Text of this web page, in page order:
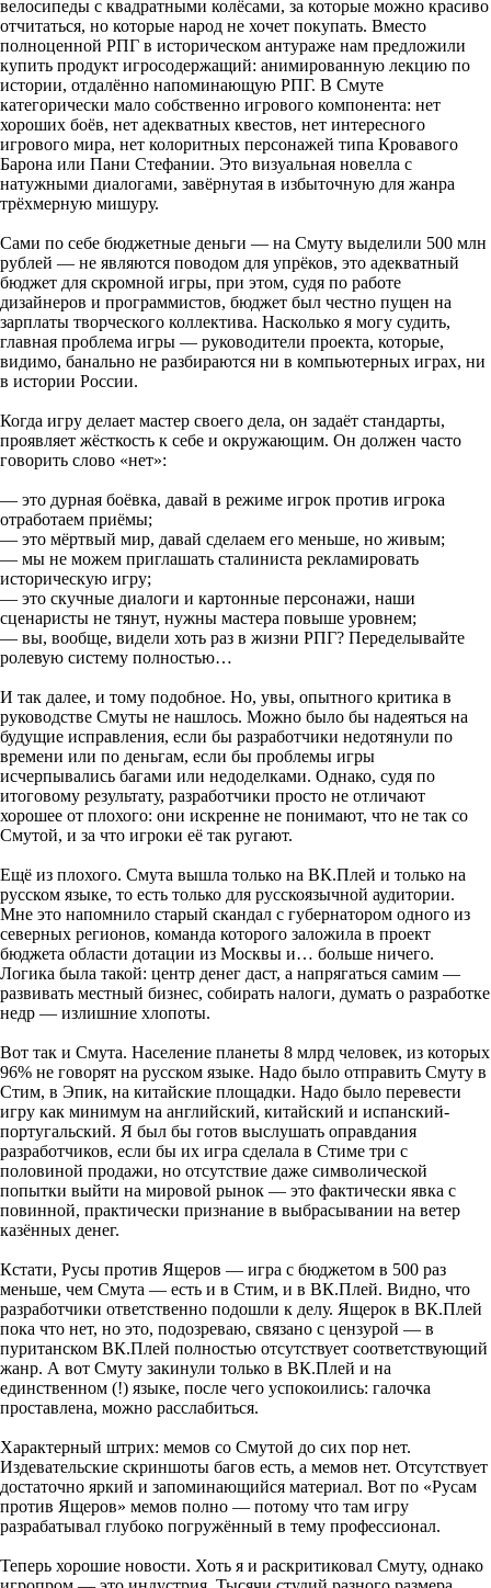
велосипеды с квадратными колёсами, за которые можно красиво
отчитаться, но которые народ не хочет покупать. Вместо
полноценной РПГ в историческом антураже нам предложили
купить продукт игросодержащий: анимированную лекцию по
истории, отдалённо напоминающую РПГ. В Смуте
категорически мало собственно игрового компонента: нет
хороших боёв, нет адекватных квестов, нет интересного
игрового мира, нет колоритных персонажей типа Кровавого
Барона или Пани Стефании. Это визуальная новелла с
натужными диалогами, завёрнутая в избыточную для жанра
трёхмерную мишуру.
Сами по себе бюджетные деньги — на Смуту выделили 500 млн
рублей — не являются поводом для упрёков, это адекватный
бюджет для скромной игры, при этом, судя по работе
дизайнеров и программистов, бюджет был честно пущен на
зарплаты творческого коллектива. Насколько я могу судить,
главная проблема игры — руководители проекта, которые,
видимо, банально не разбираются ни в компьютерных играх, ни
в истории России.
Когда игру делает мастер своего дела, он задаёт стандарты,
проявляет жёсткость к себе и окружающим. Он должен часто
говорить слово «нет»:
— это дурная боёвка, давай в режиме игрок против игрока
отработаем приёмы;
— это мёртвый мир, давай сделаем его меньше, но живым;
— мы не можем приглашать сталиниста рекламировать
историческую игру;
— это скучные диалоги и картонные персонажи, наши
сценаристы не тянут, нужны мастера повыше уровнем;
— вы, вообще, видели хоть раз в жизни РПГ? Переделывайте
ролевую систему полностью…
И так далее, и тому подобное. Но, увы, опытного критика в
руководстве Смуты не нашлось. Можно было бы надеяться на
будущие исправления, если бы разработчики недотянули по
времени или по деньгам, если бы проблемы игры
исчерпывались багами или недоделками. Однако, судя по
итоговому результату, разработчики просто не отличают
хорошее от плохого: они искренне не понимают, что не так со
Смутой, и за что игроки её так ругают.
Ещё из плохого. Смута вышла только на ВК.Плей и только на
русском языке, то есть только для русскоязычной аудитории.
Мне это напомнило старый скандал с губернатором одного из
северных регионов, команда которого заложила в проект
бюджета области дотации из Москвы и… больше ничего.
Логика была такой: центр денег даст, а напрягаться самим —
развивать местный бизнес, собирать налоги, думать о разработке
недр — излишние хлопоты.
Вот так и Смута. Население планеты 8 млрд человек, из которых
96% не говорят на русском языке. Надо было отправить Смуту в
Стим, в Эпик, на китайские площадки. Надо было перевести
игру как минимум на английский, китайский и испанский-
португальский. Я был бы готов выслушать оправдания
разработчиков, если бы их игра сделала в Стиме три с
половиной продажи, но отсутствие даже символической
попытки выйти на мировой рынок — это фактически явка с
повинной, практически признание в выбрасывании на ветер
казённых денег.
Кстати, Русы против Ящеров — игра с бюджетом в 500 раз
меньше, чем Смута — есть и в Стим, и в ВК.Плей. Видно, что
разработчики ответственно подошли к делу. Ящерок в ВК.Плей
пока что нет, но это, подозреваю, связано с цензурой — в
пуританском ВК.Плей полностью отсутствует соответствующий
жанр. А вот Смуту закинули только в ВК.Плей и на
единственном (!) языке, после чего успокоились: галочка
проставлена, можно расслабиться.
Характерный штрих: мемов со Смутой до сих пор нет.
Издевательские скриншоты багов есть, а мемов нет. Отсутствует
достаточно яркий и запоминающийся материал. Вот по «Русам
против Ящеров» мемов полно — потому что там игру
разрабатывал глубоко погружённый в тему профессионал.
Теперь хорошие новости. Хоть я и раскритиковал Смуту, однако